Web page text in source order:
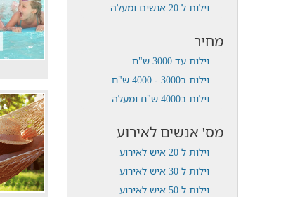
וילות ל 20 אנשים ומעלה
מחיר
וילות עד 3000 ש"ח
וילות ב3000 - 4000 ש"ח
וילות ב4000 ש"ח ומעלה
מס' אנשים לאירוע
וילות ל 20 איש לאירוע
וילות ל 30 איש לאירוע
וילות ל 50 איש לאירוע